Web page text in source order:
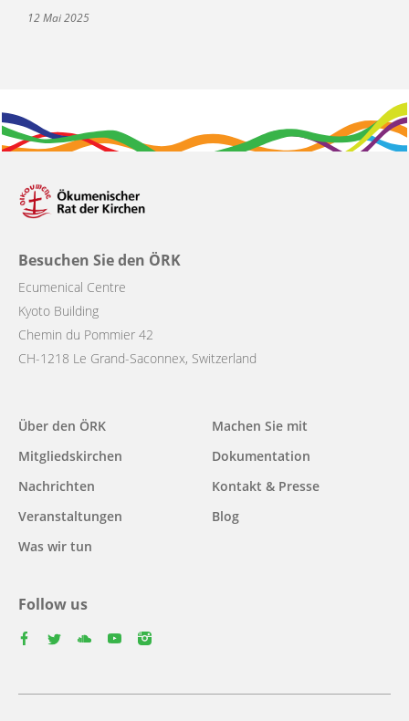
12 Mai 2025
Besuchen Sie den ÖRK
Ecumenical Centre
Kyoto Building
Chemin du Pommier 42
CH-1218 Le Grand-Saconnex, Switzerland
Main
navigation
Über den ÖRK
Mitgliedskirchen
Nachrichten
Veranstaltungen
Was wir tun
Machen Sie mit
Dokumentation
Kontakt & Presse
Blog
Follow us